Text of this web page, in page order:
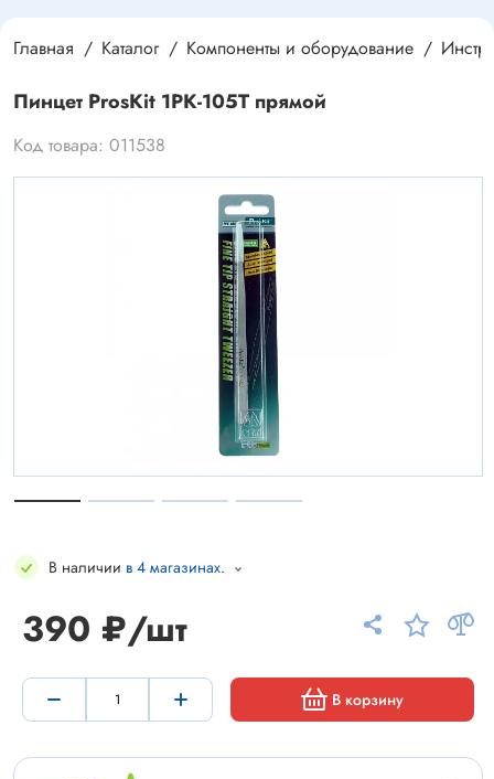
Главная Каталог Компоненты и оборудование
Пинцет ProsKit 1PK-105T прямой
Код товара: 011538
В наличии в 4 магазинах.
390 ₽/шт
В корзину